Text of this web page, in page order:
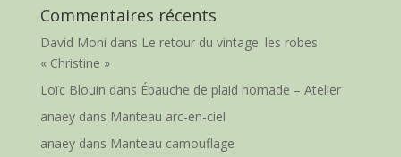
Commentaires récents
David Moni dans Le retour du vintage: les robes
« Christine »
Loïc Blouin dans Ébauche de plaid nomade – Atelier
anaeydans Manteau arc-en-ciel
anaeydans Manteau camouflage